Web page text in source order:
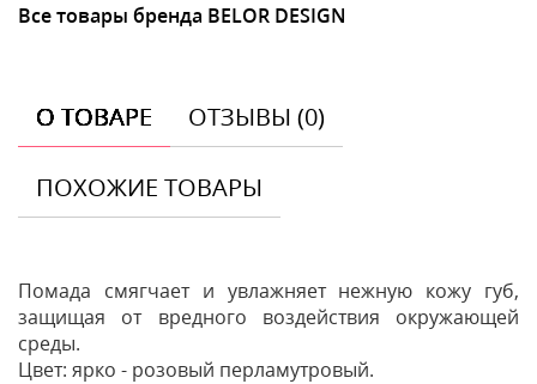
Все товары бренда BELOR DESIGN
О ТОВАРЕ ОТЗЫВЫ (0)
ПОХОЖИЕ ТОВАРЫ
Помада смягчает и увлажняет нежную кожу губ,
защищая от вредного воздействия окружающей
среды.
Цвет: ярко - розовый перламутровый.